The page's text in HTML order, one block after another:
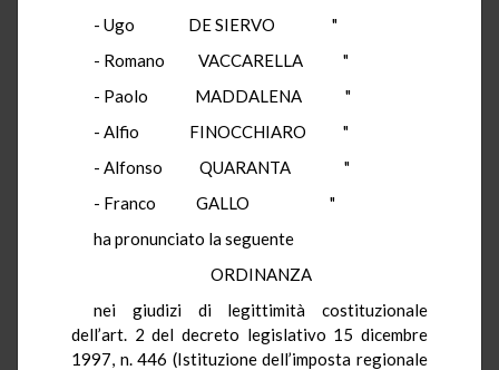
- Ugo DE SIERVO "
- Romano VACCARELLA "
- Paolo MADDALENA "
- Alfio FINOCCHIARO "
- Alfonso QUARANTA "
- Franco GALLO "
ha pronunciato la seguente
ORDINANZA
nei giudizi di legittimità costituzionale
dell’art. 2 del decreto legislativo 15 dicembre
1997, n. 446 (Istituzione dell’imposta regionale